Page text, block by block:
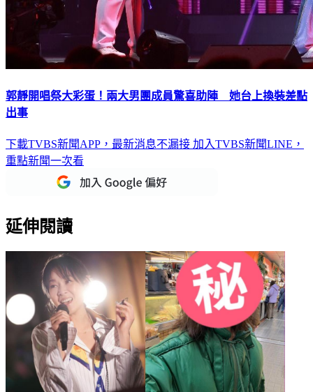
郭靜開唱祭大彩蛋！兩大男團成員驚喜助陣 她台上換裝差點
出事
下載TVBS新聞APP，最新消息不漏接 加入TVBS新聞LINE，
重點新聞一次看
延伸閱讀